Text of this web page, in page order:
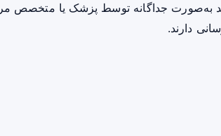
به‌صورت جداگانه توسط پزشک یا متخصص
دارند.